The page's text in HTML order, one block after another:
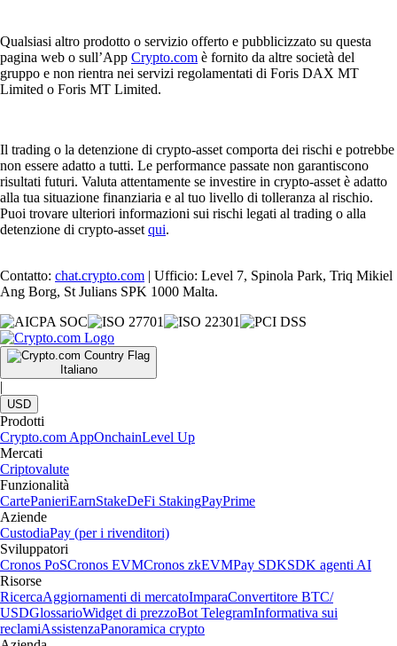
Qualsiasi altro prodotto o servizio offerto e pubblicizzato su questa
pagina web o sull’App Crypto.com è fornito da altre società del
gruppo e non rientra nei servizi regolamentati di Foris DAX MT
Limited o Foris MT Limited.
Il trading o la detenzione di crypto-asset comporta dei rischi e potrebbe
non essere adatto a tutti. Le performance passate non garantiscono
risultati futuri. Valuta attentamente se investire in crypto-asset è adatto
alla tua situazione finanziaria e al tuo livello di tolleranza al rischio.
Puoi trovare ulteriori informazioni sui rischi legati al trading o alla
detenzione di crypto-asset qui.
Contatto: chat.crypto.com | Ufficio: Level 7, Spinola Park, Triq Mikiel
Ang Borg, St Julians SPK 1000 Malta.
Italiano
|
USD
Prodotti
Crypto.com AppOnchainLevel Up
Mercati
Criptovalute
Funzionalità
CartePanieriEarnStakeDeFi StakingPayPrime
Aziende
CustodiaPay (per i rivenditori)
Sviluppatori
Cronos PoSCronos EVMCronos zkEVMPay SDKSDK agenti AI
Risorse
RicercaAggiornamenti di mercatoImparaConvertitore BTC/
USDGlossarioWidget di prezzoBot TelegramInformativa sui
reclamiAssistenzaPanoramica crypto